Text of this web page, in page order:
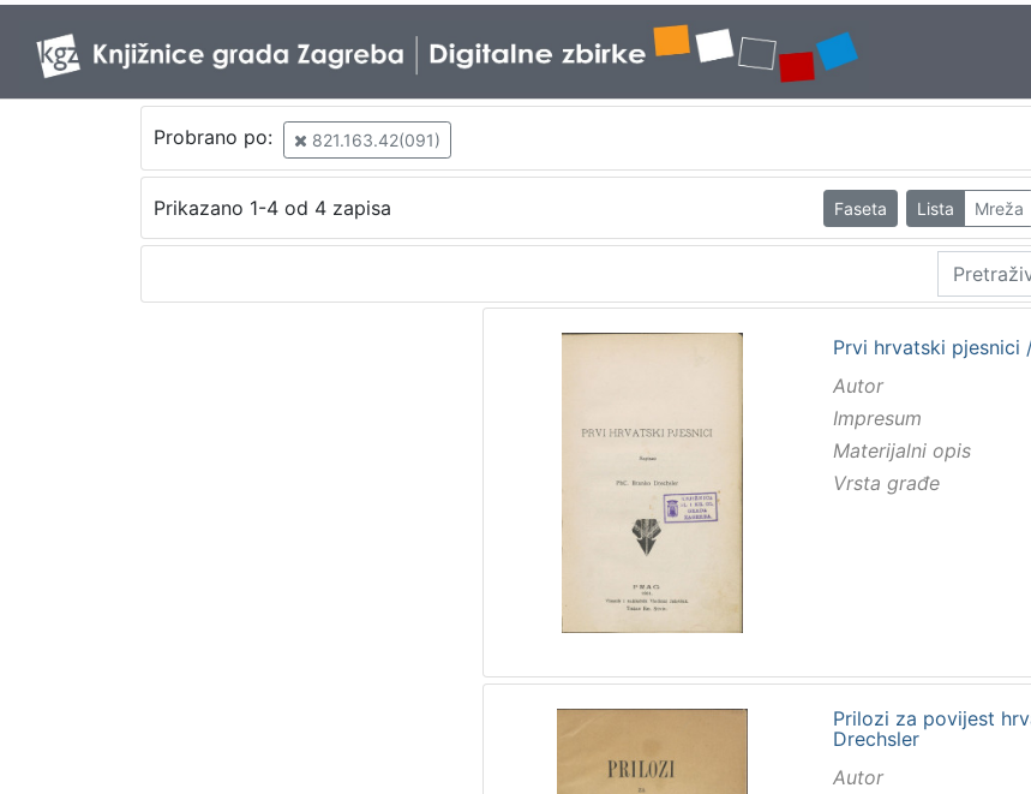
Probrano po: 821.163.42(091)
Prikazano 1-4 od 4 zapisa Faseta Lista Mreža
Prvi hrvatski pjesnici
Autor
Impresum
Materijalni opis
Vrsta građe
Prilozi za povijest
Drechsler
Autor